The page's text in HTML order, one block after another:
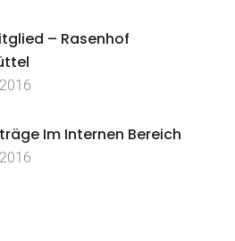
– Rasenhof
Im Internen Bereich